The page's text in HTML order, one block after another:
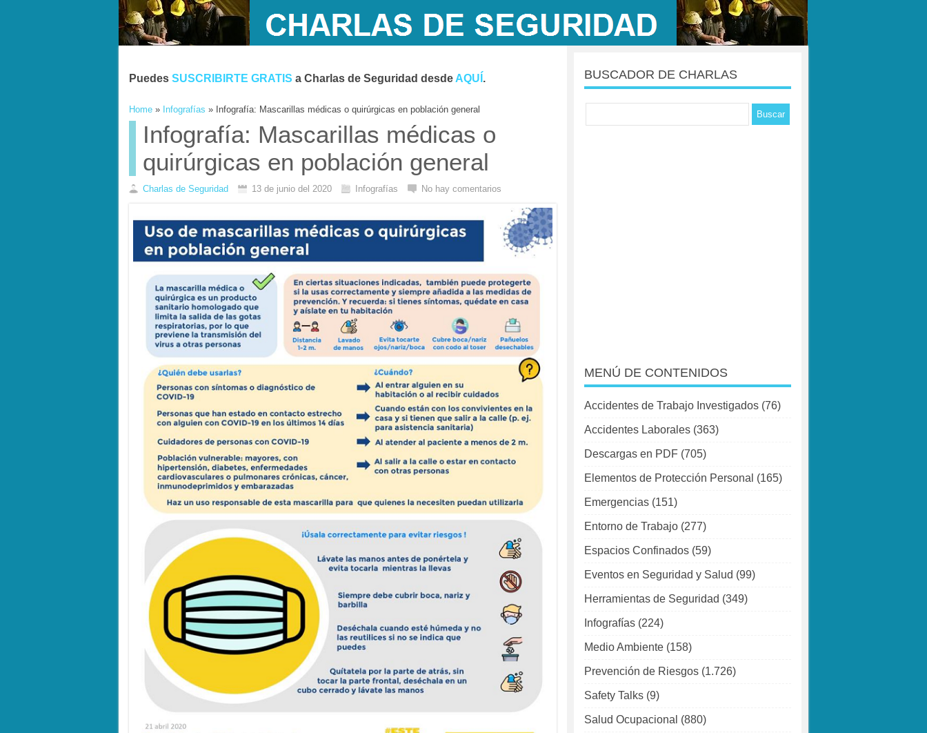
Puedes SUSCRIBIRTE GRATIS a Charlas de Seguridad desde AQUÍ .
Home » Infografías » Infografía: Mascarillas médicas o quirúrgicas en población general
Infografía: Mascarillas médicas o
quirúrgicas en población general
Charlas de Seguridad 13 de junio del 2020 Infografías No hay comentarios
BUSCADOR DE CHARLAS
MENÚ DE CONTENIDOS
Accidentes de Trabajo Investigados (76)
Accidentes Laborales (363)
Descargas en PDF (705)
Elementos de Protección Personal (165)
Emergencias (151)
Entorno de Trabajo (277)
Espacios Confinados (59)
Eventos en Seguridad y Salud (99)
Herramientas de Seguridad (349)
Infografías (224)
Medio Ambiente (158)
Prevención de Riesgos (1.726)
Safety Talks (9)
Salud Ocupacional (880)